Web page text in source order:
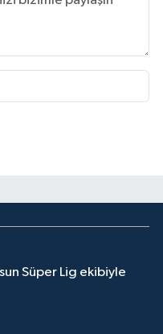
Süper Lig ekibiyle